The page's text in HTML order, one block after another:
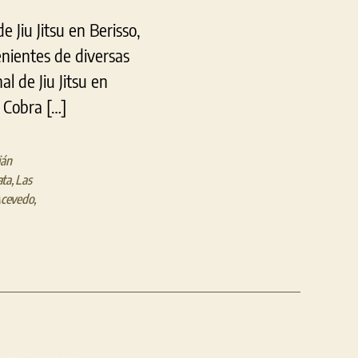
Jiu Jitsu en Berisso,
de diversas
de Jiu Jitsu en
[…]
,Las
,